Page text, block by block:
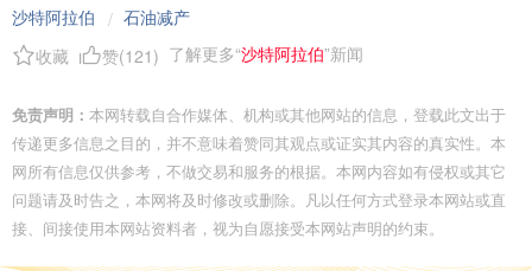
沙特阿拉伯 / 石油减产
收藏
赞(121 ) 了解更多“沙特阿拉伯”新闻
免责声明： 本网转载自合作媒体、机构或其他网站的信息，登载此文出于
传递更多信息之目的，并不意味着赞同其观点或证实其内容的真实性。本
网所有信息仅供参考，不做交易和服务的根据。本网内容如有侵权或其它
问题请及时告之，本网将及时修改或删除。凡以任何方式登录本网站或直
接、间接使用本网站资料者，视为自愿接受本网站声明的约束。